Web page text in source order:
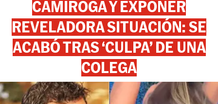
CAMIROGA Y EXPONER
REVELADORA SITUACIÓN: SE
ACABÓ TRAS ‘CULPA’ DE UNA
COLEGA